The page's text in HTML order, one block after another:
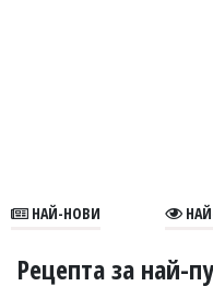
В
НАЙ-НОВИ
Рецепта за най-